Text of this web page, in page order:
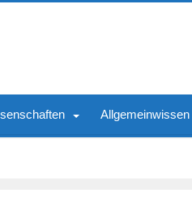
Allgemeinwissen